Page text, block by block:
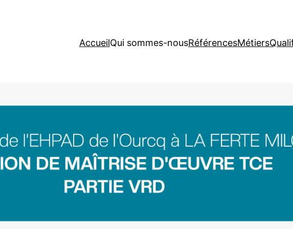
AccueilQui sommes-nousRéférencesMétiers